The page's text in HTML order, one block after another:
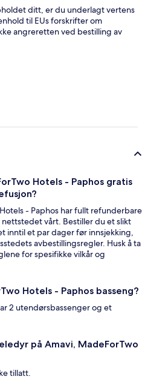
ditt, er du underlagt vertens
til EUs forskrifter om
angreretten ved bestilling av
Hotels - Paphos gratis
- Paphos har fullt refunderbare
nettstedet vårt. Bestiller du et slikt
inntil et par dager før innsjekking,
avbestillingsregler. Husk å ta
for spesifikke vilkår og
Hotels - Paphos basseng?
2 utendørsbassenger og et
på Amavi, MadeForTwo
tillatt.